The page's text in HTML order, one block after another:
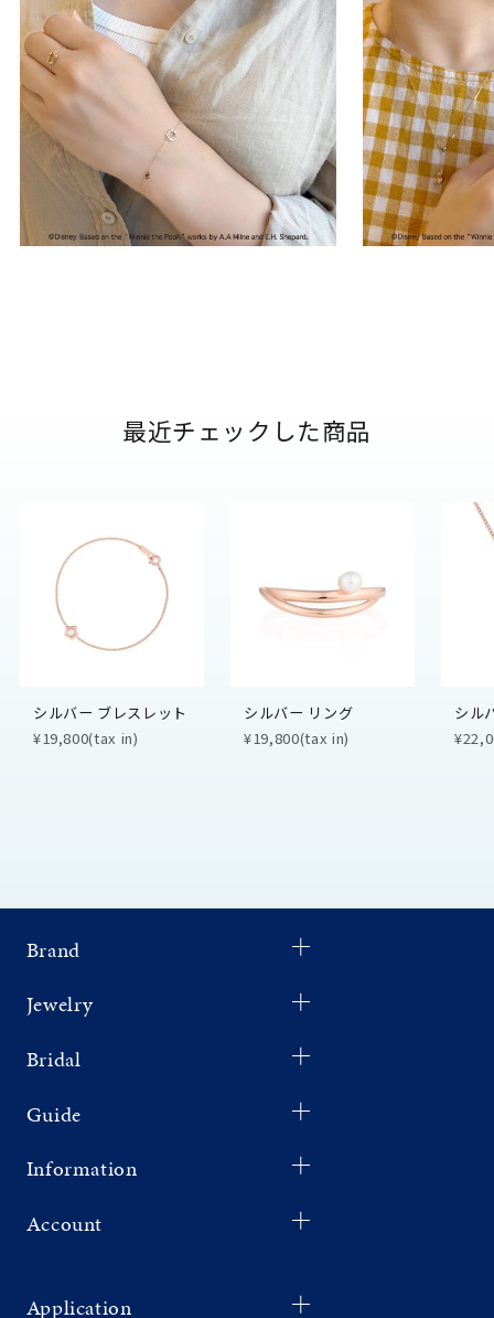
最近チェックした商品
シルバー ブレスレット
¥19,800(tax in)
シルバー リング
¥19,800(tax in)
シル
Brand
Jewelry
Bridal
Guide
Information
Account
Application